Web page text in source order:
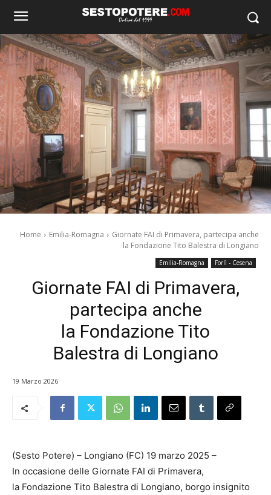
Home Emilia-Romagna
Giornate FAI di Primavera, partecipa anche
la Fondazione Tito Balestra di Longiano
Emilia-Romagna Forlì - Cesena
Giornate FAI di Primavera,
partecipa anche
la Fondazione Tito
Balestra di Longiano
19 Marzo 2026
(Sesto Potere) – Longiano (FC) 19 marzo 2025 –
In occasione delle Giornate FAI di Primavera,
la Fondazione Tito Balestra di Longiano, borgo insignito